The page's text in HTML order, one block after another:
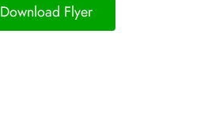
Download Flyer